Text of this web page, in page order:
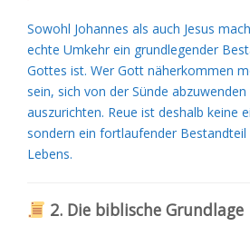
Sowohl Johannes als auch Jesus
echte Umkehr ein grundlegender
Gottes ist. Wer Gott näherkommen
sein, sich von der Sünde
auszurichten. Reue ist deshalb keine
sondern ein fortlaufender Bestandteil
Lebens.
2. Die biblische Grundlage